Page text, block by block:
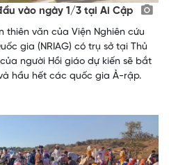
vào ngày 1/3 tại Ai Cập
thiên văn của Viện Nghiên cứu
gia (NRIAG) có trụ sở tại Thủ
người Hồi giáo dự kiến sẽ bắt
hầu hết các quốc gia Ả-rập.